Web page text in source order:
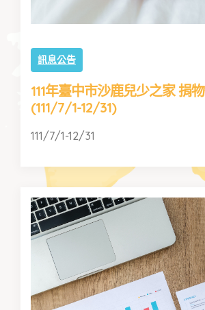
訊息公告
111年臺中市沙鹿兒少之家 捐
(111/7/1-12/31)
111/7/1-12/31